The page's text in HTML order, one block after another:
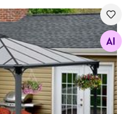
m
Otsi sarnaseid